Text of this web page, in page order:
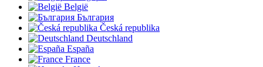
België
България
Česká republika
Deutschland
España
France